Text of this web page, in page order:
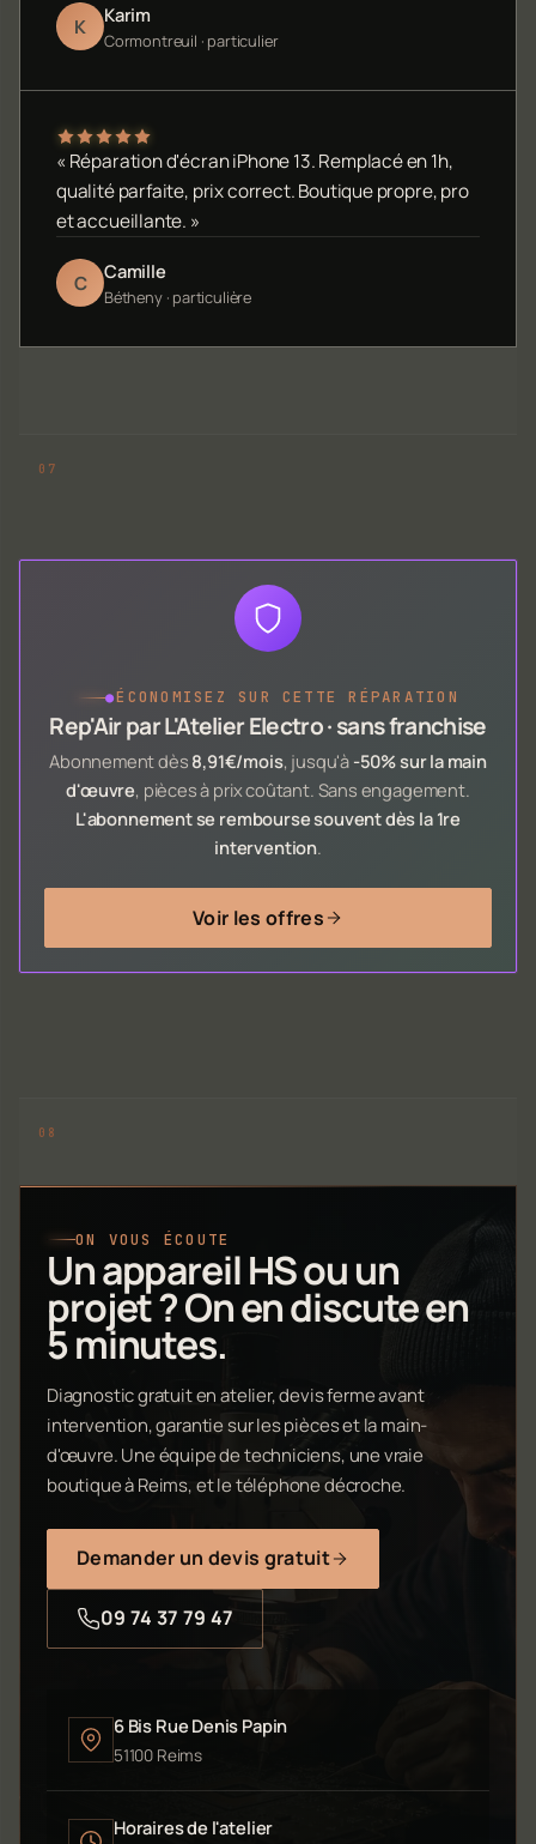
K Karim
Cormontreuil · particulier
« Réparation d'écran iPhone 13. Remplacé en 1h,
qualité parfaite, prix correct. Boutique propre, pro
et accueillante. »
C Camille
Bétheny · particulière
●ÉCONOMISEZ SUR CETTE RÉPARATION
Rep'Air par L'Atelier Electro · sans franchise
Abonnement dès 8,91€/mois, jusqu'à -50% sur la main
d'œuvre, pièces à prix coûtant. Sans engagement.
L'abonnement se rembourse souvent dès la 1re
intervention.
Voir les offres
ON VOUS ÉCOUTE
Un appareil HS ou un
projet ? On en discute en
5 minutes.
Diagnostic gratuit en atelier, devis ferme avant
intervention, garantie sur les pièces et la main-
d'œuvre. Une équipe de techniciens, une vraie
boutique à Reims, et le téléphone décroche.
Demander un devis gratuit
09 74 37 79 47
6 Bis Rue Denis Papin
51100 Reims
Horaires de l'atelier